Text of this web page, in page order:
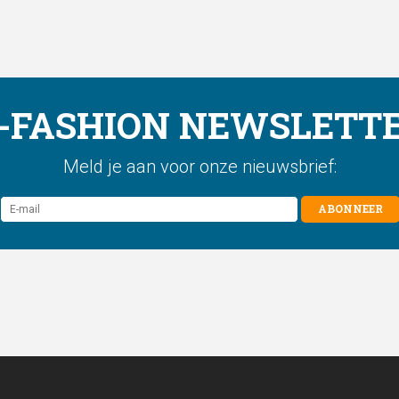
FASHION
Meld je aan voor onze nieuwsbrief:
ABONNEER